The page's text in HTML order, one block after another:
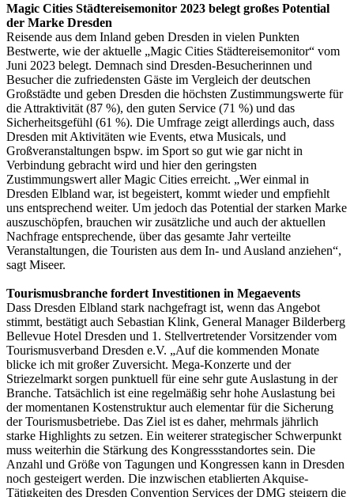
Magic Cities Städtereisemonitor 2023 belegt großes Potential
der Marke Dresden
Reisende aus dem Inland geben Dresden in vielen Punkten
Bestwerte, wie der aktuelle „Magic Cities Städtereisemonitor“ vom
Juni 2023 belegt. Demnach sind Dresden-Besucherinnen und
Besucher die zufriedensten Gäste im Vergleich der deutschen
Großstädte und geben Dresden die höchsten Zustimmungswerte für
die Attraktivität (87 %), den guten Service (71 %) und das
Sicherheitsgefühl (61 %). Die Umfrage zeigt allerdings auch, dass
Dresden mit Aktivitäten wie Events, etwa Musicals, und
Großveranstaltungen bspw. im Sport so gut wie gar nicht in
Verbindung gebracht wird und hier den geringsten
Zustimmungswert aller Magic Cities erreicht. „Wer einmal in
Dresden Elbland war, ist begeistert, kommt wieder und empfiehlt
uns entsprechend weiter. Um jedoch das Potential der starken Marke
auszuschöpfen, brauchen wir zusätzliche und auch der aktuellen
Nachfrage entsprechende, über das gesamte Jahr verteilte
Veranstaltungen, die Touristen aus dem In- und Ausland anziehen“,
sagt Miseer.
Tourismusbranche fordert Investitionen in Megaevents
Dass Dresden Elbland stark nachgefragt ist, wenn das Angebot
stimmt, bestätigt auch Sebastian Klink, General Manager Bilderberg
Bellevue Hotel Dresden und 1. Stellvertretender Vorsitzender vom
Tourismusverband Dresden e.V. „Auf die kommenden Monate
blicke ich mit großer Zuversicht. Mega-Konzerte und der
Striezelmarkt sorgen punktuell für eine sehr gute Auslastung in der
Branche. Tatsächlich ist eine regelmäßig sehr hohe Auslastung bei
der momentanen Kostenstruktur auch elementar für die Sicherung
der Tourismusbetriebe. Das Ziel ist es daher, mehrmals jährlich
starke Highlights zu setzen. Ein weiterer strategischer Schwerpunkt
muss weiterhin die Stärkung des Kongressstandortes sein. Die
Anzahl und Größe von Tagungen und Kongressen kann in Dresden
noch gesteigert werden. Die inzwischen etablierten Akquise-
Tätigkeiten des Dresden Convention Services der DMG steigern die